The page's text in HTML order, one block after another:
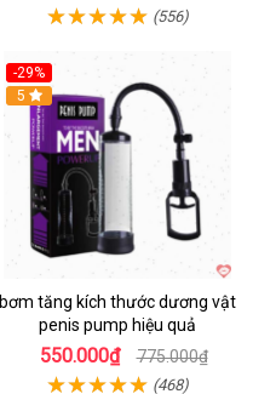
(556)
-29%
5
bơm tăng kích thước dương vật
penis pump hiệu quả
550.000₫ 775.000₫
(468)